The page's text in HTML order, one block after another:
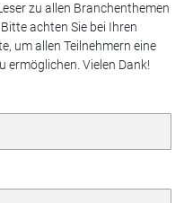
zu allen Branchenthemen
achten Sie bei Ihren
um allen Teilnehmern eine
ermöglichen. Vielen Dank!